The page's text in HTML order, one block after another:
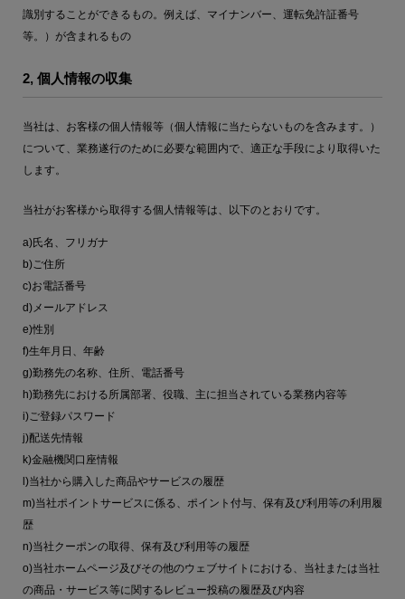
識別することができるもの。例えば、マイナンバー、運転免許証番号
等。）が含まれるもの
2, 個人情報の収集
当社は、お客様の個人情報等（個人情報に当たらないものを含みます。）
について、業務遂行のために必要な範囲内で、適正な手段により取得いた
します。
当社がお客様から取得する個人情報等は、以下のとおりです。
a)氏名、フリガナ
b)ご住所
c)お電話番号
d)メールアドレス
e)性別
f)生年月日、年齢
g)勤務先の名称、住所、電話番号
h)勤務先における所属部署、役職、主に担当されている業務内容等
i)ご登録パスワード
j)配送先情報
k)金融機関口座情報
l)当社から購入した商品やサービスの履歴
m)当社ポイントサービスに係る、ポイント付与、保有及び利用等の利用履
歴
n)当社クーポンの取得、保有及び利用等の履歴
o)当社ホームページ及びその他のウェブサイトにおける、当社または当社
の商品・サービス等に関するレビュー投稿の履歴及び内容